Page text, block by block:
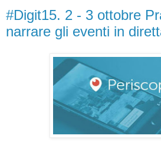
#Digit15. 2 - 3 ottobre
narrare gli eventi in